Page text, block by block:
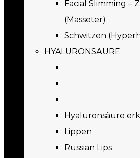
Facial Slimming –
(Masseter)
Schwitzen
HYALURONSÄURE
Hyaluronsäure
Lippen
Russian Lips